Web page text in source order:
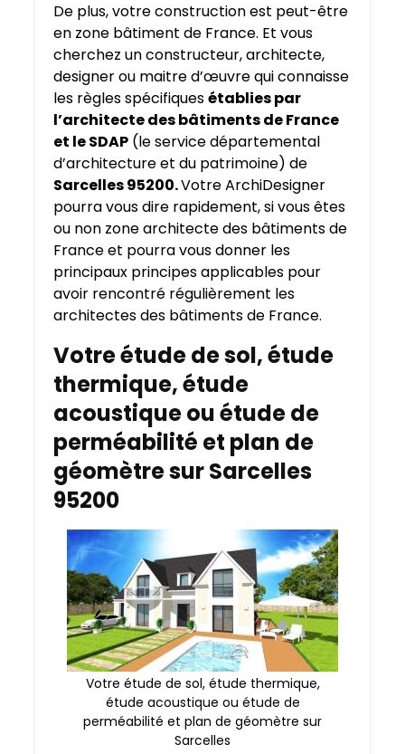
De plus, votre construction est peut-être
en zone bâtiment de France. Et vous
cherchez un constructeur, architecte,
designer ou maitre d’œuvre qui connaisse
les règles spécifiquesétablies par
l’architecte des bâtiments de France
et le SDAP (le service départemental
d’architecture et du patrimoine) de
Sarcelles 95200.Votre ArchiDesigner
pourra vous dire rapidement, si vous êtes
ou non zone architecte des bâtiments de
France et pourra vous donner les
principaux principes applicables pour
avoir rencontré régulièrement les
architectes des bâtiments de France.
Votre étude de sol, étude
thermique, étude
acoustique ou étude de
perméabilité et plan de
géomètre sur Sarcelles
95200
Votre étude de sol, étude thermique,
étude acoustique ou étude de
perméabilité et plan de géomètre sur
Sarcelles